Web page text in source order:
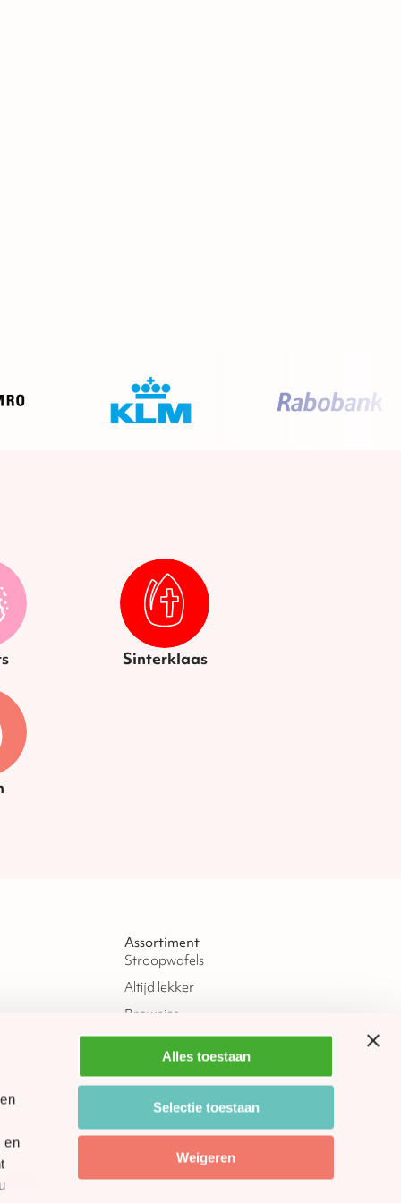
en
Alles toestaan
Selectie toestaan
Weigeren
Sinterklaas
Assortiment
Stroopwafels
Altijd lekker
Brownies
Donuts